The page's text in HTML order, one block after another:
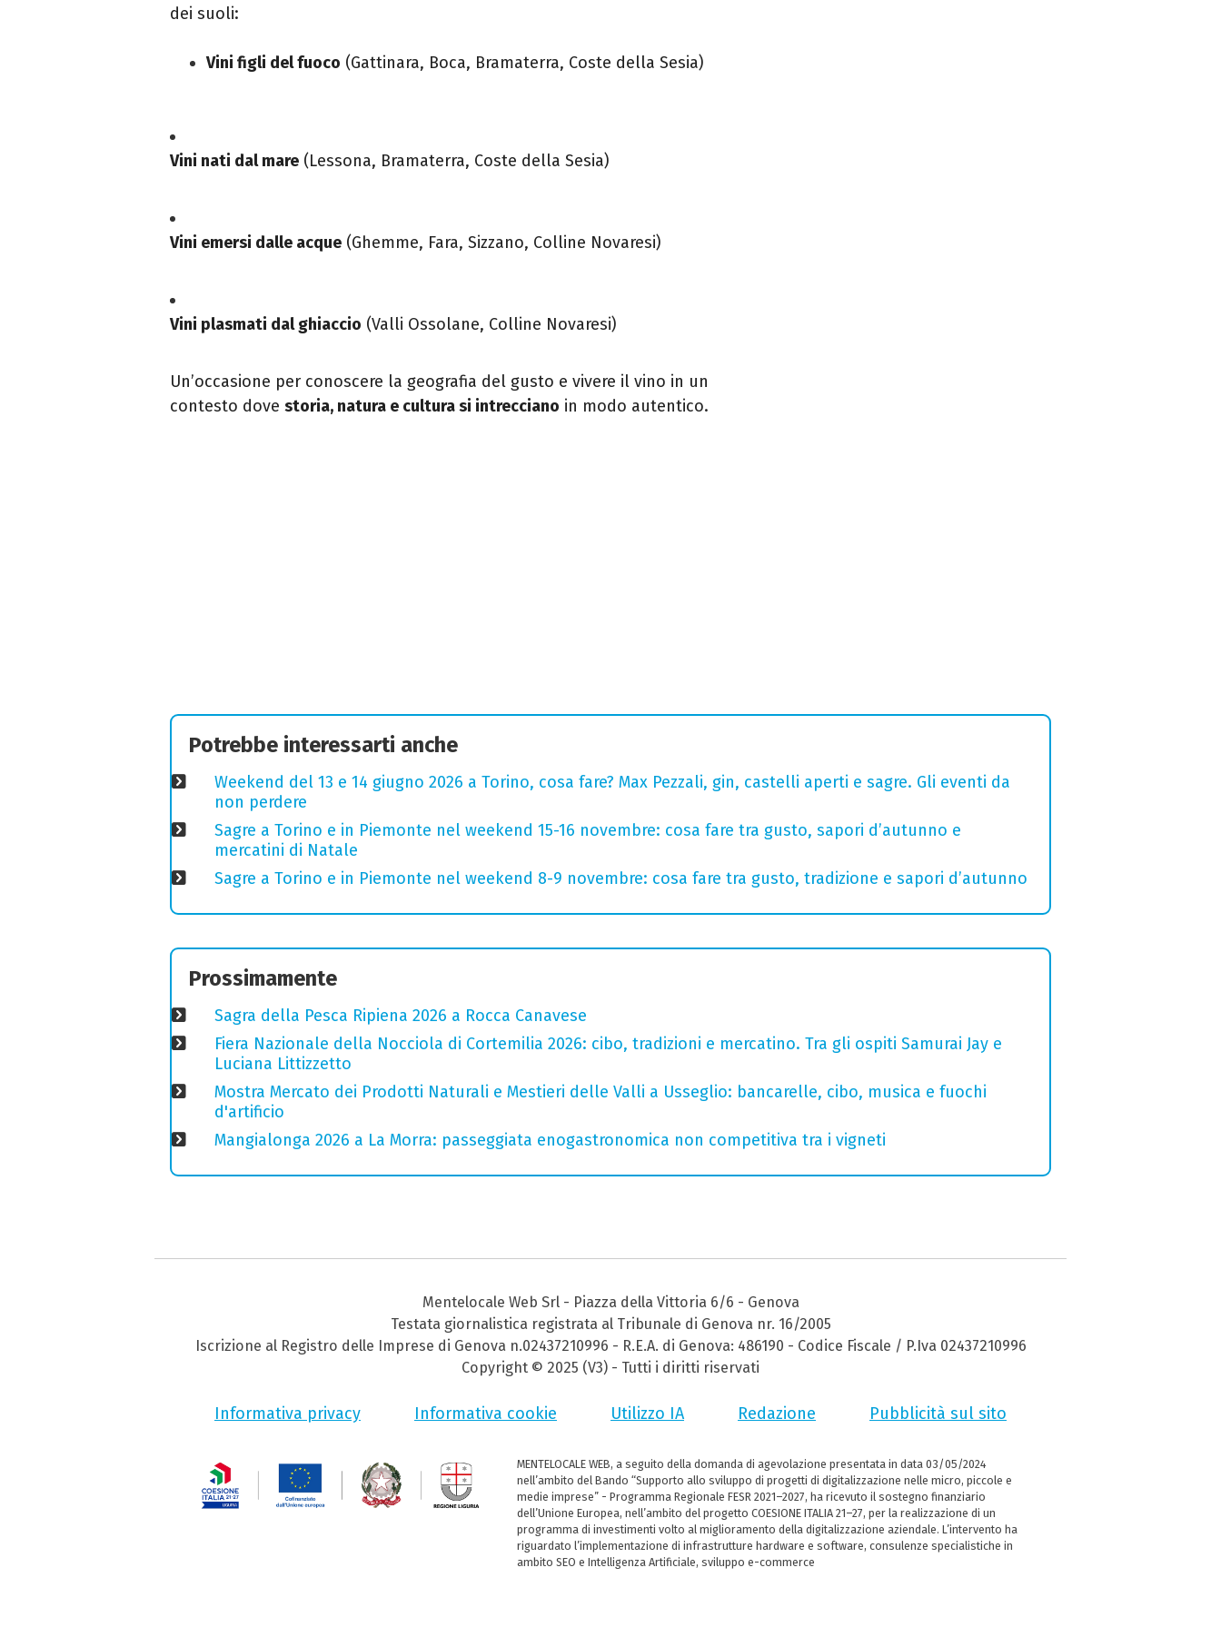
dei suoli:
Vini figli del fuoco (Gattinara, Boca, Bramaterra, Coste della Sesia)
Vini nati dal mare (Lessona, Bramaterra, Coste della Sesia)
Vini emersi dalle acque (Ghemme, Fara, Sizzano, Colline Novaresi)
Vini plasmati dal ghiaccio (Valli Ossolane, Colline Novaresi)
Un’occasione per conoscere la geografia del gusto e vivere il vino in un
contesto dove storia, natura e cultura si intrecciano in modo autentico.
Potrebbe interessarti anche
Weekend del 13 e 14 giugno 2026 a Torino, cosa fare? Max Pezzali, gin, castelli aperti e sagre. Gli eventi da
non perdere
Sagre a Torino e in Piemonte nel weekend 15-16 novembre: cosa fare tra gusto, sapori d’autunno e
mercatini di Natale
Sagre a Torino e in Piemonte nel weekend 8-9 novembre: cosa fare tra gusto, tradizione e sapori d’autunno
Prossimamente
Sagra della Pesca Ripiena 2026 a Rocca Canavese
Fiera Nazionale della Nocciola di Cortemilia 2026: cibo, tradizioni e mercatino. Tra gli ospiti Samurai Jay e
Luciana Littizzetto
Mostra Mercato dei Prodotti Naturali e Mestieri delle Valli a Usseglio: bancarelle, cibo, musica e fuochi
d'artificio
Mangialonga 2026 a La Morra: passeggiata enogastronomica non competitiva tra i vigneti
Mentelocale Web Srl - Piazza della Vittoria 6/6 - Genova
Testata giornalistica registrata al Tribunale di Genova nr. 16/2005
Iscrizione al Registro delle Imprese di Genova n.02437210996 - R.E.A. di Genova: 486190 - Codice Fiscale / P.Iva 02437210996
Copyright © 2025 (V3) - Tutti i diritti riservati
Informativa privacy Informativa cookie Utilizzo IA Redazione Pubblicità sul sito
MENTELOCALE WEB, a seguito della domanda di agevolazione presentata in data 03/05/2024
nell’ambito del Bando “Supporto allo sviluppo di progetti di digitalizzazione nelle micro, piccole e
medie imprese” - Programma Regionale FESR 2021–2027, ha ricevuto il sostegno finanziario
dell’Unione Europea, nell’ambito del progetto COESIONE ITALIA 21–27, per la realizzazione di un
programma di investimenti volto al miglioramento della digitalizzazione aziendale. L’intervento ha
riguardato l’implementazione di infrastrutture hardware e software, consulenze specialistiche in
ambito SEO e Intelligenza Artificiale, sviluppo e-commerce